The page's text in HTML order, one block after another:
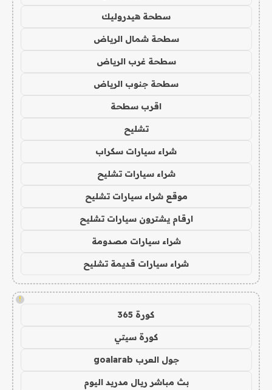
سطحة هيدروليك
سطحة شمال الرياض
سطحة غرب الرياض
سطحة جنوب الرياض
اقرب سطحة
تشليح
شراء سيارات سكراب
شراء سيارات تشليح
موقع شراء سيارات تشليح
ارقام يشترون سيارات تشليح
شراء سيارات مصدومة
شراء سيارات قديمة تشليح
!
كورة 365
كورة سيتي
جول العرب goalarab
بث مباشر ريال مدريد اليوم